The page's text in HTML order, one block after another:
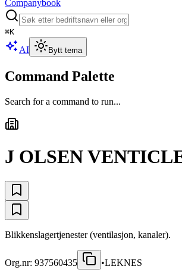
Companybook
⌘K
AI Bytt tema
Command Palette
Search for a command to run...
J OLSEN
Blikkenslagertjenester (ventilasjon, kanaler).
Org.nr: 937560435 •LEKNES